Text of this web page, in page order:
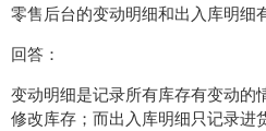
零售后台的变动明细和出入库明细
回答：
变动明细是记录所有库存有变动的
修改库存；而出入库明细只记录进